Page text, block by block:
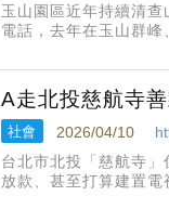
玉山園區近年持續清
電話，去年在玉山群
A走北投慈航寺
社會 2026/04/10
台北市北投「慈航寺」
放款、甚至打算建置電